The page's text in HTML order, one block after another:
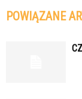
POWIĄZANE